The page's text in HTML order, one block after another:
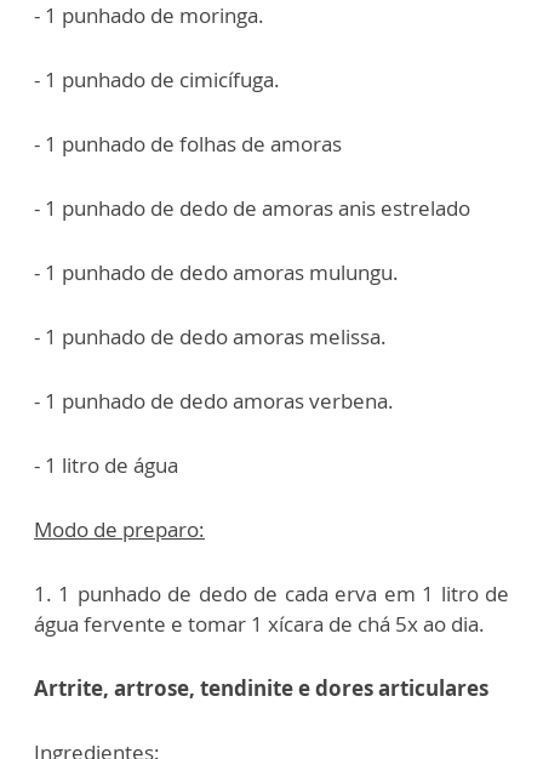
- 1 punhado de moringa.
- 1 punhado de cimicífuga.
- 1 punhado de folhas de amoras
- 1 punhado de dedo de amoras anis estrelado
- 1 punhado de dedo amoras mulungu.
- 1 punhado de dedo amoras melissa.
- 1 punhado de dedo amoras verbena.
- 1 litro de água
Modo de preparo:
1. 1 punhado de dedo de cada erva em 1 litro de
água fervente e tomar 1 xícara de chá 5x ao dia.
Artrite, artrose, tendinite e dores articulares
Ingredientes: